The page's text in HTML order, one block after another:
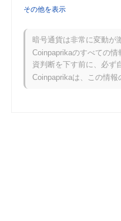
AirBotは、より広範
過去7日間で、AirBotは
タムと比較して、AIRBOT
その他を表示
暗号通貨は非常に変動が
Coinpaprikaのすべての
資判断を下す前に、必ず
Coinpaprikaは、この情報